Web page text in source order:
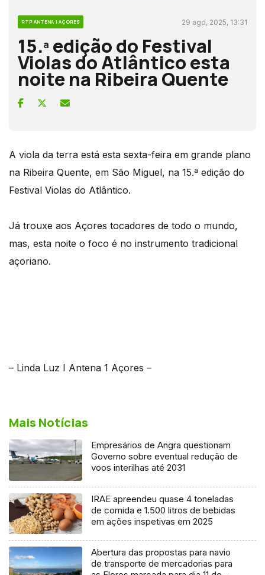
RTP ANTENA 1 AÇORES 29 ago, 2025, 13:31
15.ª edição do Festival
Violas do Atlântico esta
noite na Ribeira Quente
A viola da terra está esta sexta-feira em grande plano
na Ribeira Quente, em São Miguel, na 15.ª edição do
Festival Violas do Atlântico.
Já trouxe aos Açores tocadores de todo o mundo,
mas, esta noite o foco é no instrumento tradicional
açoriano.
– Linda Luz I Antena 1 Açores –
Mais Notícias
Empresários de Angra questionam
Governo sobre eventual redução de
voos interilhas até 2031
IRAE apreendeu quase 4 toneladas
de comida e 1.500 litros de bebidas
em ações inspetivas em 2025
Abertura das propostas para navio
de transporte de mercadorias para